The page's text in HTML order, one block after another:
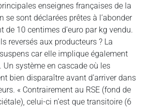
enseignes françaises de la
se sont déclarées prêtes à l’abonder
de 10 centimes d’euro par kg vendu.
reversés aux producteurs ? La
car elle implique également
Un système en cascade où les
bien disparaître avant d’arriver dans
« Contrairement au RSE (fond de
celui-ci n’est que transitoire (6